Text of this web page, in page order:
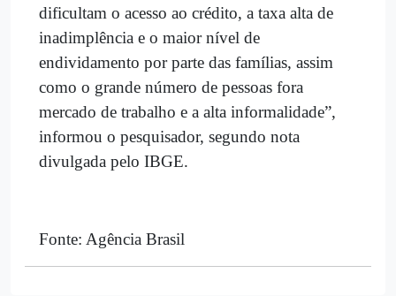
dificultam o acesso ao crédito, a taxa alta de
inadimplência e o maior nível de
endividamento por parte das famílias, assim
como o grande número de pessoas fora
mercado de trabalho e a alta informalidade”,
informou o pesquisador, segundo nota
divulgada pelo IBGE.
Fonte: Agência Brasil